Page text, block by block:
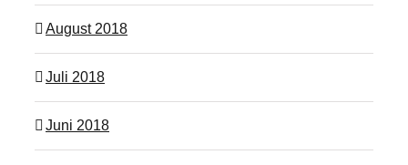
August 2018
Juli 2018
Juni 2018